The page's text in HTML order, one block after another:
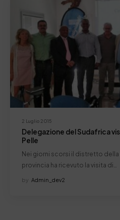
2 Luglio 2015
Delegazione del Sudafrica
Pelle
Nei giorni scorsi il distretto
provincia ha ricevuto la visita di…
by Admin_dev2